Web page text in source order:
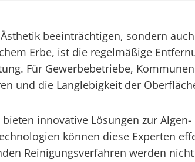
beeinträchtigen, sondern
Erbe, ist die regelmäßige
Für Gewerbebetriebe,
und die Langlebigkeit der
innovative Lösungen zur
können diese Experten
Reinigungsverfahren werden